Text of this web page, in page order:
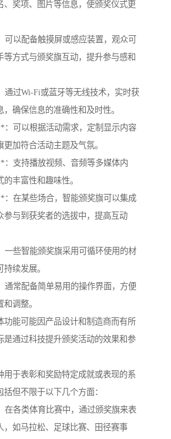
、奖项、图片等信息，使颁奖仪式更
以配备触摸屏或感应装置，观众可
等方式与颁奖旗互动，提升参与感和
过Wi-Fi或蓝牙等无线技术，实时获
确保信息的准确性和及时性。
可以根据活动需求，定制显示内容
加符合活动主题及气氛。
支持播放视频、音频等多媒体内
丰富性和趣味性。
在某些场合，智能颁奖旗可以集成
参与到获奖者的选拔中，提高互动
些智能颁奖旗采用可循环使用的材
续发展。
常配备简单易用的操作界面，方便
调整。
功能可能因产品设计和制造商而有所
是通过科技提升颁奖活动的效果和参
用于表彰和奖励特定成就或表现的系
但不限于以下几个方面：
各类体育比赛中，通过颁奖旗来表
，如马拉松、足球比赛、田径赛事